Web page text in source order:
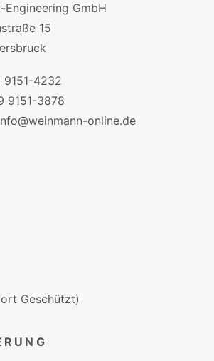
Engineering GmbH
15
9151-4232
9151-3878
online.de
Geschützt)